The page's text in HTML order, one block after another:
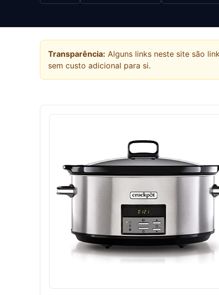
Transparência: Alguns links neste site são
sem custo adicional para si.